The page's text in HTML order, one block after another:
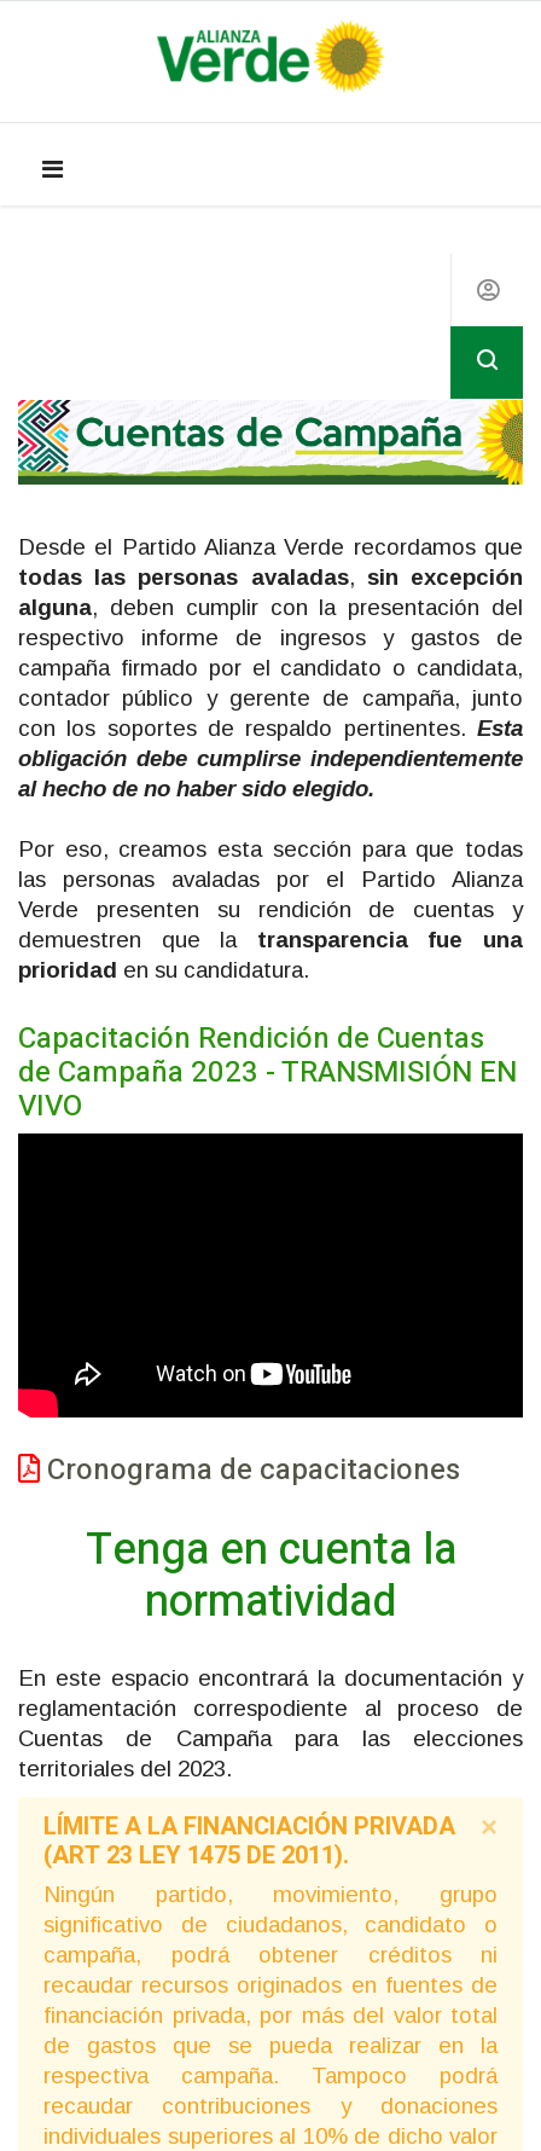
Desde el Partido Alianza Verde recordamos que
todas las personas avaladas, sin excepción
alguna, deben cumplir con la presentación del
respectivo informe de ingresos y gastos de
campaña firmado por el candidato o candidata,
contador público y gerente de campaña, junto
con los soportes de respaldo pertinentes. Esta
obligación debe cumplirse independientemente
al hecho de no haber sido elegido.
Por eso, creamos esta sección para que todas
las personas avaladas por el Partido Alianza
Verde presenten su rendición de cuentas y
demuestren que la transparencia fue una
prioridad en su candidatura.
Capacitación Rendición de Cuentas
de Campaña 2023 - TRANSMISIÓN EN
VIVO
Cronograma de capacitaciones
Tenga en cuenta la
normatividad
En este espacio encontrará la documentación y
reglamentación correspodiente al proceso de
Cuentas de Campaña paralas elecciones
territoriales del 2023.
×
LÍMITE A LA FINANCIACIÓN PRIVADA
(ART 23 LEY 1475 DE 2011).
Ningún partido, movimiento, grupo
significativo de ciudadanos, candidato o
campaña, podrá obtener créditos ni
recaudar recursos originados en fuentes de
financiación privada, por más del valor total
de gastos que se pueda realizar en la
respectiva campaña. Tampoco podrá
recaudar contribuciones y donaciones
individuales superiores al 10% de dicho valor